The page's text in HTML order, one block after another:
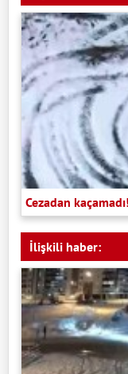
Cezadan
İlişkili haber: